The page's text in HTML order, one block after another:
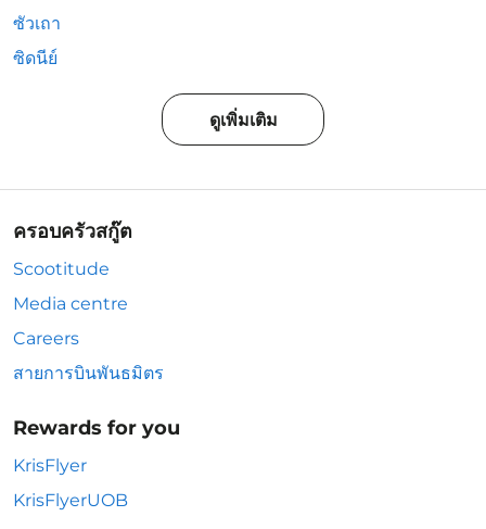
ซัวเถา
ซิดนีย์
ดูเพิ่มเติม
ครอบครัวสกู๊ต
Scootitude
Media centre
Careers
สายการบินพันธมิตร
Rewards for you
KrisFlyer
KrisFlyerUOB